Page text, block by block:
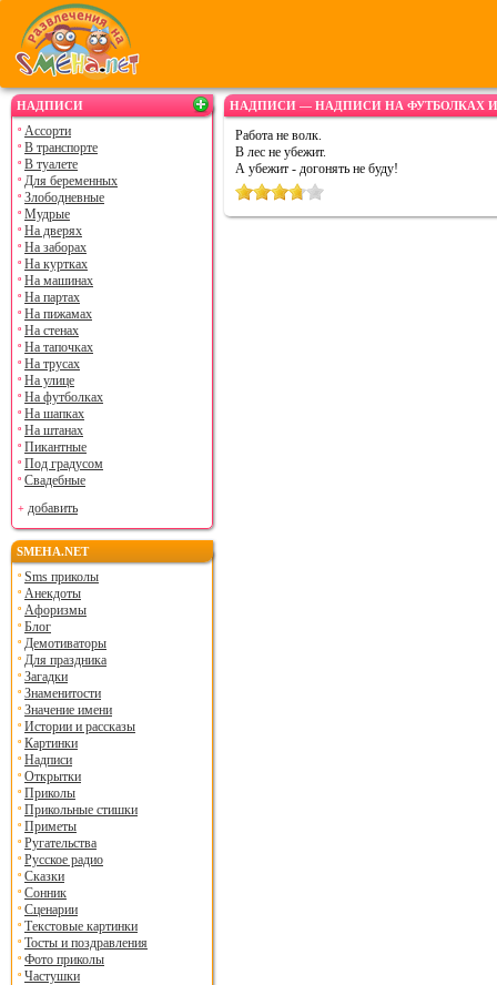
НАДПИСИ
Ассорти
В транспорте
В туалете
Для беременных
Злободневные
Мудрые
На дверях
На заборах
На куртках
На машинах
На партах
На пижамах
На стенах
На тапочках
На трусах
На улице
На футболках
На шапках
На штанах
Пикантные
Под градусом
Свадебные
добавить
SMEHA.NET
Sms приколы
Анекдоты
Афоризмы
Блог
Демотиваторы
Для праздника
Загадки
Знаменитости
Значение имени
Истории и рассказы
Картинки
Надписи
Открытки
Приколы
Прикольные стишки
Приметы
Ругательства
Русское радио
Сказки
Сонник
Сценарии
Текстовые картинки
Тосты и поздравления
Фото приколы
Частушки
НАДПИСИ — НАДПИСИ НА ФУТБОЛКАХ
Работа не волк.
В лес не убежит.
А убежит - догонять не буду!